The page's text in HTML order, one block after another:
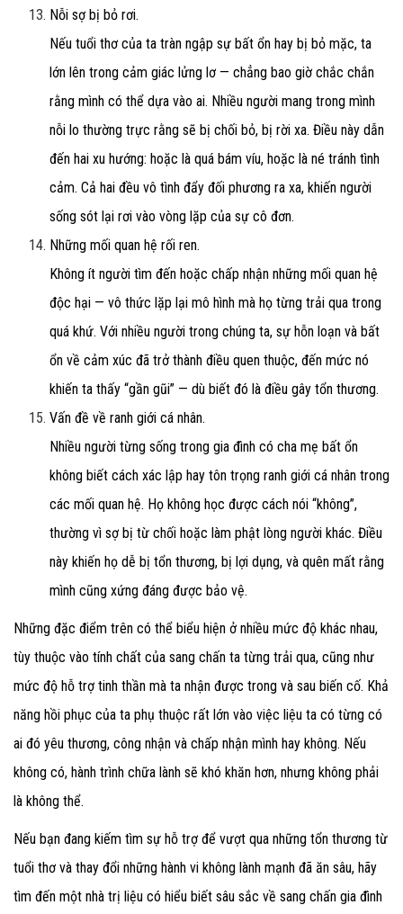
Nỗi sợ bị bỏ rơi.
Nếu tuổi thơ của ta tràn ngập sự bất ổn hay bị bỏ mặc, ta
lớn lên trong cảm giác lửng lơ — chẳng bao giờ chắc chắn
rằng mình có thể dựa vào ai. Nhiều người mang trong mình
nỗi lo thường trực rằng sẽ bị chối bỏ, bị rời xa. Điều này dẫn
đến hai xu hướng: hoặc là quá bám víu, hoặc là né tránh tình
cảm. Cả hai đều vô tình đẩy đối phương ra xa, khiến người
sống sót lại rơi vào vòng lặp của sự cô đơn.
Những mối quan hệ rối ren.
Không ít người tìm đến hoặc chấp nhận những mối quan hệ
độc hại — vô thức lặp lại mô hình mà họ từng trải qua trong
quá khứ. Với nhiều người trong chúng ta, sự hỗn loạn và bất
ổn về cảm xúc đã trở thành điều quen thuộc, đến mức nó
khiến ta thấy “gần gũi” — dù biết đó là điều gây tổn thương.
Vấn đề về ranh giới cá nhân.
Nhiều người từng sống trong gia đình có cha mẹ bất ổn
không biết cách xác lập hay tôn trọng ranh giới cá nhân trong
các mối quan hệ. Họ không học được cách nói “không”,
thường vì sợ bị từ chối hoặc làm phật lòng người khác. Điều
này khiến họ dễ bị tổn thương, bị lợi dụng, và quên mất rằng
mình cũng xứng đáng được bảo vệ.
Những đặc điểm trên có thể biểu hiện ở nhiều mức độ khác nhau,
tùy thuộc vào tính chất của sang chấn ta từng trải qua, cũng như
mức độ hỗ trợ tinh thần mà ta nhận được trong và sau biến cố. Khả
năng hồi phục của ta phụ thuộc rất lớn vào việc liệu ta có từng có
ai đó yêu thương, công nhận và chấp nhận mình hay không. Nếu
không có, hành trình chữa lành sẽ khó khăn hơn, nhưng không phải
là không thể.
Nếu bạn đang kiếm tìm sự hỗ trợ để vượt qua những tổn thương từ
tuổi thơ và thay đổi những hành vi không lành mạnh đã ăn sâu, hãy
tìm đến một nhà trị liệu có hiểu biết sâu sắc về sang chấn gia đình